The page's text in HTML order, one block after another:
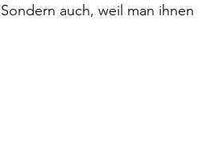
Sondern auch, weil man